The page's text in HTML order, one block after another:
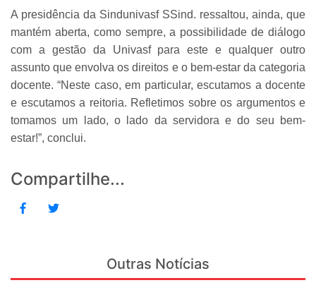
A presidência da Sindunivasf SSind. ressaltou, ainda, que
mantém aberta, como sempre, a possibilidade de diálogo
com a gestão da Univasf para este e qualquer outro
assunto que envolva os direitos e o bem-estar da categoria
docente. “Neste caso, em particular, escutamos a docente
e escutamos a reitoria. Refletimos sobre os argumentos e
tomamos um lado, o lado da servidora e do seu bem-
estar!”, conclui.
Compartilhe...
Outras Notícias